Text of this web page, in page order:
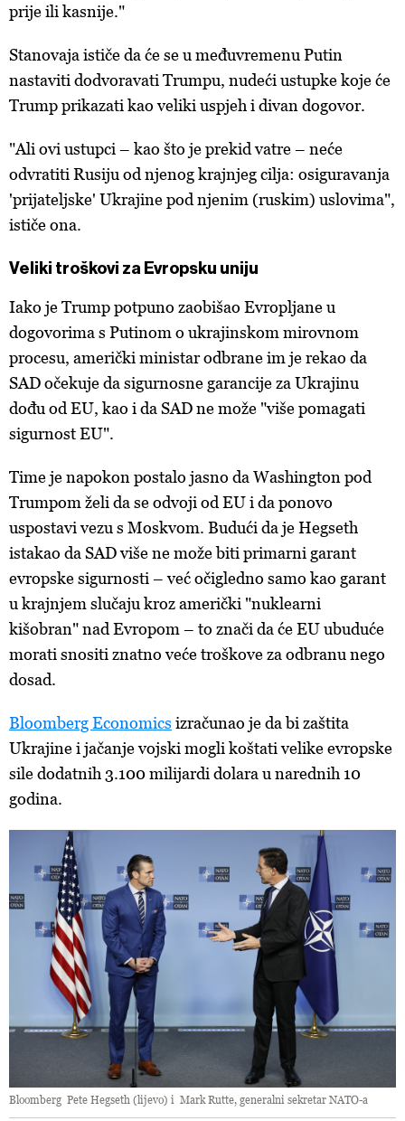
prije ili kasnije."
Stanovaja ističe da će se u međuvremenu Putin
nastaviti dodvoravati Trumpu, nudeći ustupke koje će
Trump prikazati kao veliki uspjeh i divan dogovor.
"Ali ovi ustupci – kao što je prekid vatre – neće
odvratiti Rusiju od njenog krajnjeg cilja: osiguravanja
'prijateljske' Ukrajine pod njenim (ruskim) uslovima",
ističe ona.
Veliki troškovi za Evropsku uniju
Iako je Trump potpuno zaobišao Evropljane u
dogovorima s Putinom o ukrajinskom mirovnom
procesu, američki ministar odbrane im je rekao da
SAD očekuje da sigurnosne garancije za Ukrajinu
dođu od EU, kao i da SAD ne može "više pomagati
sigurnost EU".
Time je napokon postalo jasno da Washington pod
Trumpom želi da se odvoji od EU i da ponovo
uspostavi vezu s Moskvom. Budući da je Hegseth
istakao da SAD više ne može biti primarni garant
evropske sigurnosti – već očigledno samo kao garant
u krajnjem slučaju kroz američki "nuklearni
kišobran" nad Evropom – to znači da će EU ubuduće
morati snositi znatno veće troškove za odbranu nego
dosad.
Bloomberg Economics izračunao je da bi zaštita
Ukrajine i jačanje vojski mogli koštati velike evropske
sile dodatnih 3.100 milijardi dolara u narednih 10
godina.
Bloomberg Pete Hegseth (lijevo) i Mark Rutte, generalni sekretar NATO-a